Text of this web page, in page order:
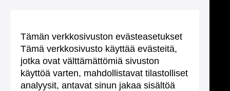
Tämän verkkosivuston evästeasetukset
Tämä verkkosivusto käyttää evästeitä,
jotka ovat välttämättömiä sivuston
käyttöä varten, mahdollistavat tilastolliset
analyysit, antavat sinun jakaa sisältöä